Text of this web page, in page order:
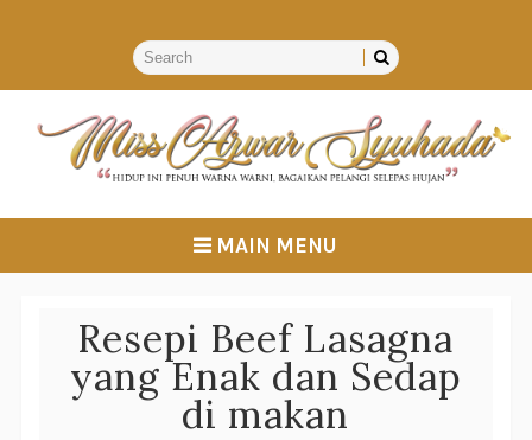
MAIN MENU
Resepi Beef Lasagna
yang Enak dan Sedap
di makan